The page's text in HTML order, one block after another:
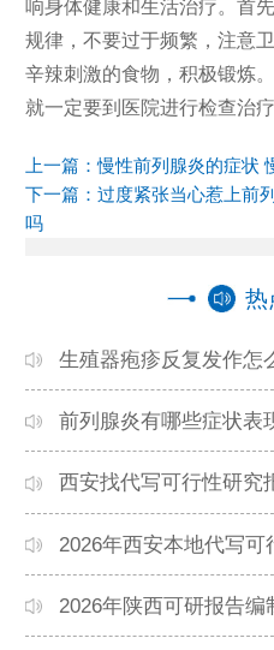
响身体健康和生活治疗。首
规律，不要过于频繁，注意
辛辣刺激的食物，积极锻炼
就一定要到医院进行检查治疗
上一篇：慢性前列腺炎的症状
下一篇： 过度紧张当心惹上前
吗
热
生殖器疱疹反复发作怎
前列腺炎有哪些症状表
西安找代写可行性研究
本地高口碑机构排名
2026年西安本地代写
靠谱？正规团队推荐
2026年陕西可研报告